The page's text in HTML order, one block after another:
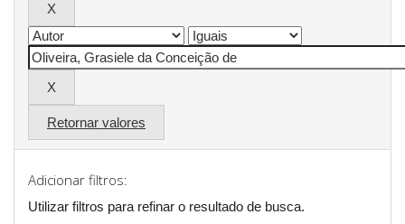
Retornar valores
Adicionar filtros:
Utilizar filtros para refinar o resultado de busca.